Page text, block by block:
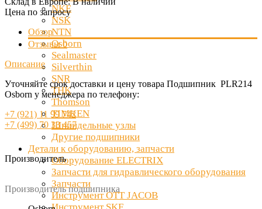
NKE
NSK
NTN
Osborn
Sealmaster
Silverthin
SNR
THK
Thomson
TIMKEN
Шпиндельные узлы
Другие подшипники
Детали к оборудованию, запчасти
Оборудование ELECTRIX
Запчасти для гидравлического оборудования
Запчасти
Инструмент OTT JACOB
Цена по запросу
Обзор
Отзывы0
Описание
Уточняйте срок доставки и цену товара Подшипник PLR214
Osborn у менеджера по телефону:
+7 (921) 11 99 742
+7 (499) 70 33 457
Производитель
Производитель подшипника